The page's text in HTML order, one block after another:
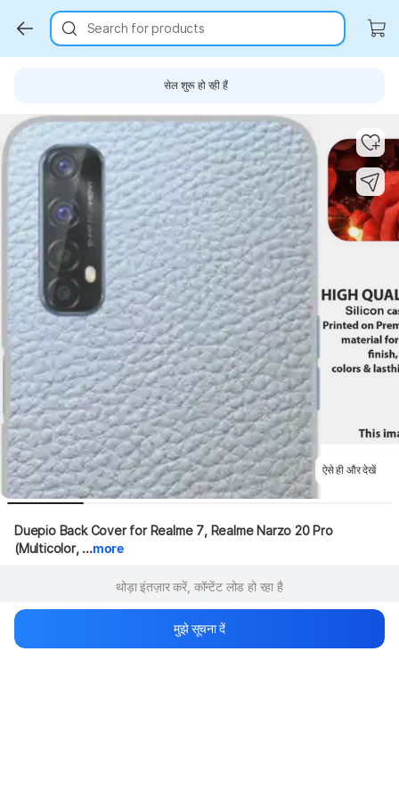
Search for products
सेल शुरू हो रही हैं
Key Highlights
ऐसे ही और देखें
Duepio Back Cover for Realme 7, Realme Narzo 20 Pro
(Multicolor, ...more
थोड़ा इंतज़ार करें, कॉन्टेंट लोड हो रहा है
मुझे सूचना दें